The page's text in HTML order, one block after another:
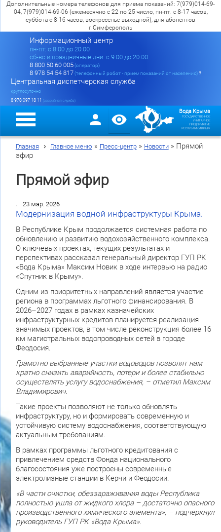
Дополнительные номера телефонов для приема показаний: 7(979)014-69-
04, 7(979)014-69-06 (ежемесячно с 22 по 25 число, пн-пт. с 8-17 часов,
суббота с 8-16 часов, воскресенье выходной), для абонентов
г.Симферополь
Информационный центр
пн-пт: c 8:00 до 20:00
сб-вс и праздничные дни: с 9:00 до 20:00
8 800 50 60 005(оператор)
8 978 54 54 817(телефонный робот - прием показаний от населения)?
Центральная диспетчерская служба
круглосуточно
8 978 097 18 11 (аварийная служба)
Вода Крыма
ГОСУДАРСТВЕННОЕ
УНИТАРНОЕ
ПРЕДПРИЯТИЕ
РЕСПУБЛИКИ КРЫМ
Главная Главное меню » Пресс-центр» Новости» Прямой
эфир
Прямой эфир
23 мар. 2026
Модернизация водной инфраструктуры Крыма.
В Республике Крым продолжается системная работа по
обновлению и развитию водохозяйственного комплекса.
О ключевых проектах, текущих результатах и
перспективах рассказал генеральный директор ГУП РК
«Вода Крыма» Максим Новик в ходе интервью на радио
«Спутник в Крыму».
Одним из приоритетных направлений является участие
региона в программах льготного финансирования. В
2026–2027 годах в рамках казначейских
инфраструктурных кредитов планируется реализация
значимых проектов, в том числе реконструкция более 16
км магистральных водопроводных сетей в городе
Феодосия.
Грамотно выбранные участки водоводов позволят нам
кратно снизить аварийность, потери и более стабильно
осуществлять услугу водоснабжения, – отметил Максим
Владимирович.
Такие проекты позволяют не только обновлять
инфраструктуру, но и формировать современную и
устойчивую систему водоснабжения, соответствующую
актуальным требованиям.
В рамках программы льготного кредитования с
привлечением средств Фонда национального
благосостояния уже построены современные
электролизные станции в Керчи и Феодосии.
«В части очистки, обеззараживания воды Республика
полностью ушла от жидкого хлора – достаточно опасного
производственного химического элемента», – подчеркнул
руководитель ГУП РК «Вода Крыма».